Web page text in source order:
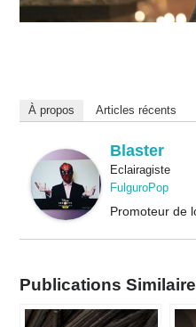
À propos Articles récents
Blaster
Eclairagiste
FulguroPop
Promoteur de
Publications